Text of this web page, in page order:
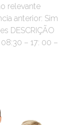
relevante
anterior: Sim
DESCRIÇÃO
– 17: 00 –